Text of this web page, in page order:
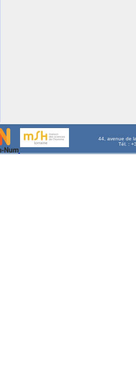
44, avenue de
Tél. :